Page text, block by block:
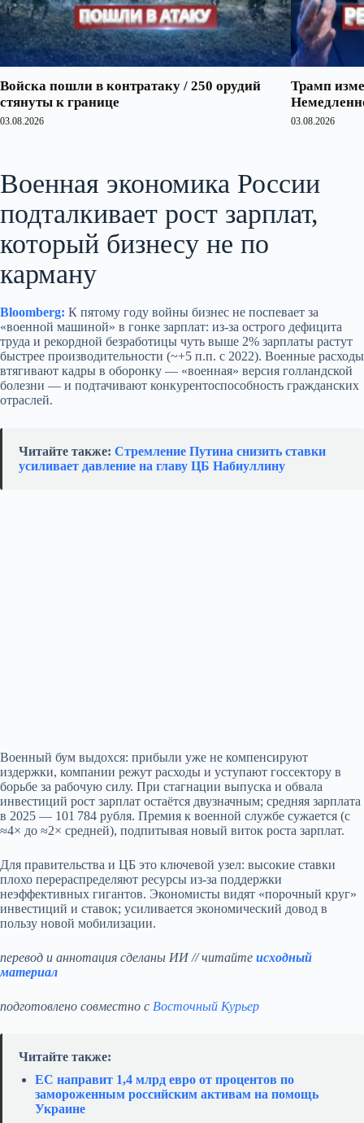
Войска пошли в контратаку / 250 орудий
стянуты к границе
03.08.2026
Трамп
03.08.2026
Военная экономика России
подталкивает рост зарплат,
который бизнесу не по
карману
Bloomberg: К пятому году войны бизнес не поспевает за
«военной машиной» в гонке зарплат: из‑за острого дефицита
труда и рекордной безработицы чуть выше 2% зарплаты растут
быстрее производительности (~+5 п.п. с 2022). Военные расходы
втягивают кадры в оборонку — «военная» версия голландской
болезни — и подтачивают конкурентоспособность гражданских
отраслей.
Читайте также: Стремление Путина снизить ставки
усиливает давление на главу ЦБ Набиуллину
Военный бум выдохся: прибыли уже не компенсируют
издержки, компании режут расходы и уступают госсектору в
борьбе за рабочую силу. При стагнации выпуска и обвала
инвестиций рост зарплат остаётся двузначным; средняя зарплата
в 2025 — 101 784 рубля. Премия к военной службе сужается (с
≈4× до ≈2× средней), подпитывая новый виток роста зарплат.
Для правительства и ЦБ это ключевой узел: высокие ставки
плохо перераспределяют ресурсы из‑за поддержки
неэффективных гигантов. Экономисты видят «порочный круг»
инвестиций и ставок; усиливается экономический довод в
пользу новой мобилизации.
перевод и аннотация сделаны ИИ // читайте исходный
материал
подготовлено совместно с Восточный Курьер
Читайте также:
ЕС направит 1,4 млрд евро от процентов по
замороженным российским активам на помощь
Украине